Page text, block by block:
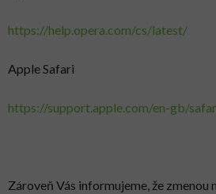
https://help.opera.com/cs/latest/
Apple Safari
https://support.apple.com/en-gb/
Zároveň Vás informujeme, že zmenou